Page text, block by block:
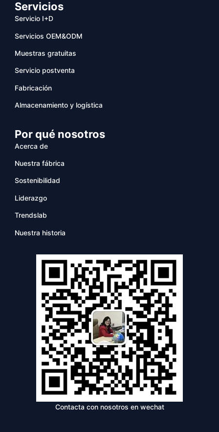
Servicios
Servicio I+D
Servicios OEM&ODM
Muestras gratuitas
Servicio postventa
Fabricación
Almacenamiento y logística
Por qué nosotros
Acerca de
Nuestra fábrica
Sostenibilidad
Liderazgo
Trendslab
Nuestra historia
Contacta con nosotros en wechat